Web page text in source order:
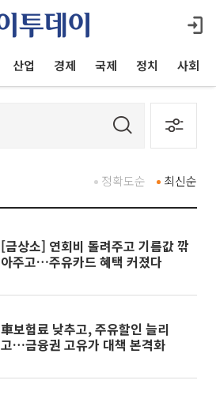
산업 경제 국제 정치 사회
최신순
정확도순
[금상소] 연회비 돌려주고 기름값 깎
아주고…주유카드 혜택 커졌다
車보험료 낮추고, 주유할인 늘리
고…금융권 고유가 대책 본격화